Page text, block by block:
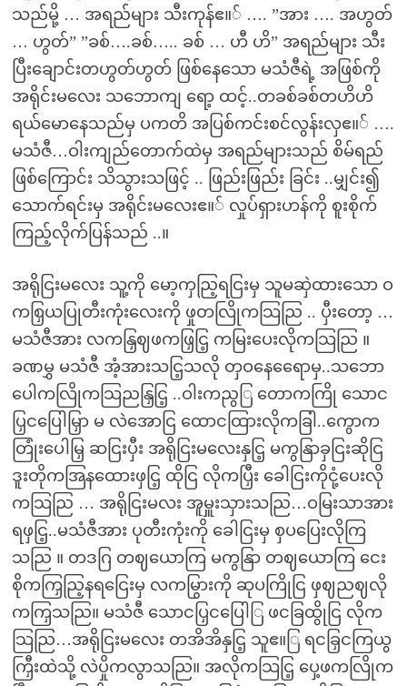
သည်မို့ … အရည်များ သီးကုန်ဧ။် …. ”အား …. အဟွတ်
… ဟွတ်” ”ခစ်….ခစ်….. ခစ် … ဟီ ဟိ” အရည်များ သီး
ပြီးချောင်းတဟွတ်ဟွတ် ဖြစ်နေသော မသံဇီရဲ့ အဖြစ်ကို
အရိုင်းမလေး သဘောကျ ရော့ ထင့်..တခစ်ခစ်တဟိဟိ
ရယ်မောနေသည်မှ ပကတိ အပြစ်ကင်းစင်လွန်းလှဧ။် ….
မသံဇီ…ဝါးကျည်တောက်ထဲမှ အရည်များသည် စိမ်ရည်
ဖြစ်ကြောင်း သိသွားသဖြင့် .. ဖြည်းဖြည်း ခြင်း ..မျှင်း၍
သောက်ရင်းမှ အရိုင်းမလေးဧ။် လှုပ်ရှားဟန်ကို စူးစိုက်
ကြည့်လိုက်ပြန်သည် ..။
အရိုငြးမလေး သူ့ကို မော့ကှညြ့ရငြးမှ သူမဆှဲထားသော ဝ
ကစြှယပြုတီးကုံးလေးကို ဖှုတလြိုကသြညြ .. ပှီးတော့ …
မသံဇီအား လကနြှဈဖကဖြှငြ့ ကမြးပေးလိုကသြညြ ။
ခဏမွှ မသံဇီ အံ့အားသငြ့သလို တှဝနေရေောမှ..သဘော
ပေါကလြိုကသြညနြှငြ့ ..ဝါးကညွြ တောကကြို သောင
ပြှငပြေါမြှာ မ လဲအောငြ ထောငထြားလိုကခြါ..ကွောက
တြုံးပေါမြှ ဆငြးပှီး အရိုငြးမလေးနှငြ့ မကွနြာခှငြးဆိုငြ
ဒူးတိုကအြနထေားဖှငြ့ ထိုငြ လိုကပြှီး ခေါငြးကိုငုံ့ပေးလို
ကသြညြ … အရိုငြးမလး အူမှူးသှားသညြ…ဝမြးသာအား
ရဖှငြ့..မသံဇီအား ပုတီးကုံးကို ခေါငြးမှ စှပပြေးလိုကြ
သညြ ။ တဒဂြ တဈယောကြ မကွနြာ တဈယောကြ ငေး
စိုကကြှညြ့နရငြေးမှ လကမြွားကို ဆုပကြိုငြ ဖှဈညဈလို
ကကြှသညြ။ မသံဇီ သောငပြှငပြေါြ ဖငခြထွိုငြ လိုက
သြညြ…အရိုငြးမလေး တအိအိနှငြ့ သူဧ။ြ ရငခြှငကြယွ
ကြှီးထဲသို့ လဲပှိုကလွာသညြ။ အလိုကသြငြ့ ပှေ့ဖကလြိုက